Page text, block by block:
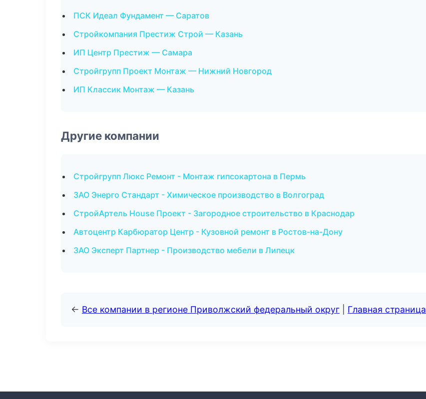
ПСК Идеал Фундамент — Саратов
Стройкомпания Престиж Строй — Казань
ИП Центр Престиж — Самара
Стройгрупп Проект Монтаж — Нижний Новгород
ИП Классик Монтаж — Казань
Другие компании
Стройгрупп Люкс Ремонт - Монтаж гипсокартона в Пермь
ЗАО Энерго Стандарт - Химическое производство в Волгоград
СтройАртель House Проект - Загородное строительство в Краснодар
Автоцентр Карбюратор Центр - Кузовной ремонт в Ростов-на-Дону
ЗАО Эксперт Партнер - Производство мебели в Липецк
← Все компании в регионе Приволжский федеральный округ Главная страница